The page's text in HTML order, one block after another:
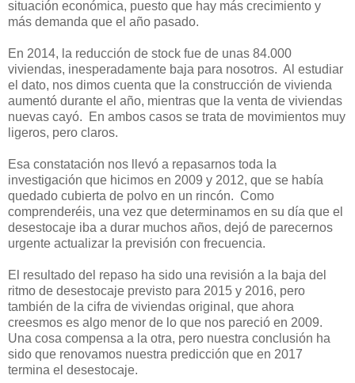
situación económica, puesto que hay más crecimiento y
más demanda que el año pasado.
En 2014, la reducción de stock fue de unas 84.000
viviendas, inesperadamente baja para nosotros. Al estudiar
el dato, nos dimos cuenta que la construcción de vivienda
aumentó durante el año, mientras que la venta de viviendas
nuevas cayó. En ambos casos se trata de movimientos muy
ligeros, pero claros.
Esa constatación nos llevó a repasarnos toda la
investigación que hicimos en 2009 y 2012, que se había
quedado cubierta de polvo en un rincón. Como
comprenderéis, una vez que determinamos en su día que el
desestocaje iba a durar muchos años, dejó de parecernos
urgente actualizar la previsión con frecuencia.
El resultado del repaso ha sido una revisión a la baja del
ritmo de desestocaje previsto para 2015 y 2016, pero
también de la cifra de viviendas original, que ahora
creesmos es algo menor de lo que nos pareció en 2009.
Una cosa compensa a la otra, pero nuestra conclusión ha
sido que renovamos nuestra predicción que en 2017
termina el desestocaje.